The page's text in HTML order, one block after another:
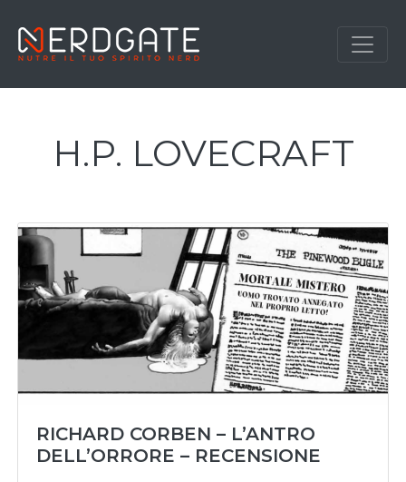
H.P. LOVECRAFT
RICHARD CORBEN – L’ANTRO
DELL’ORRORE – RECENSIONE